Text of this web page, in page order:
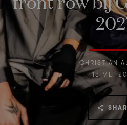
CHRISTIAN
18 MEI